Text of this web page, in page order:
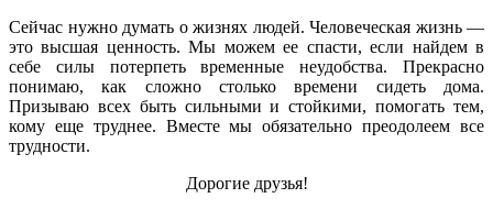
Сейчас нужно думать о жизнях людей. Человеческая жизнь —
это высшая ценность. Мы можем ее спасти, если найдем в
себе силы потерпеть временные неудобства. Прекрасно
понимаю, как сложно столько времени сидеть дома.
Призываю всех быть сильными и стойкими, помогать тем,
кому еще труднее. Вместе мы обязательно преодолеем все
трудности.
Дорогие друзья!